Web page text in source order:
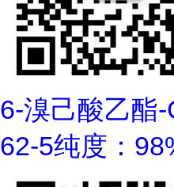
6-溴己酸乙酯
62-5纯度：